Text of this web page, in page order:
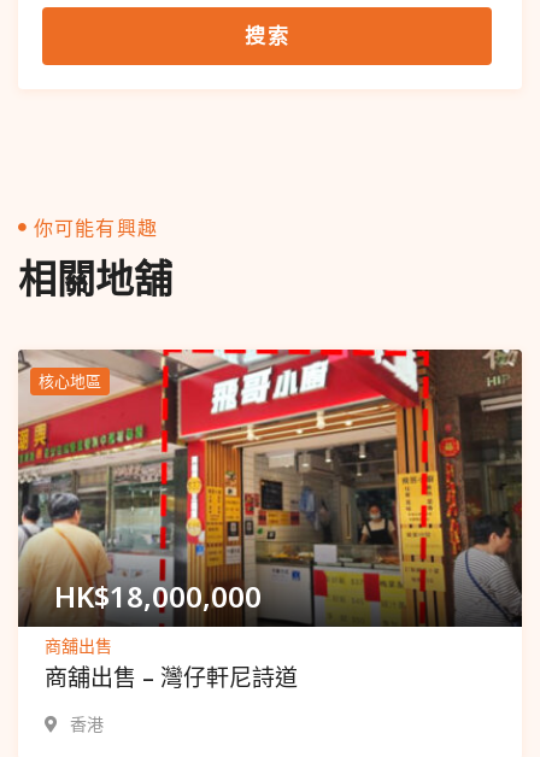
搜索
你可能有興趣
相關地舖
核心地區
HK$18,000,000
商舖出售
商舖出售 – 灣仔軒尼詩道
Popular
香港